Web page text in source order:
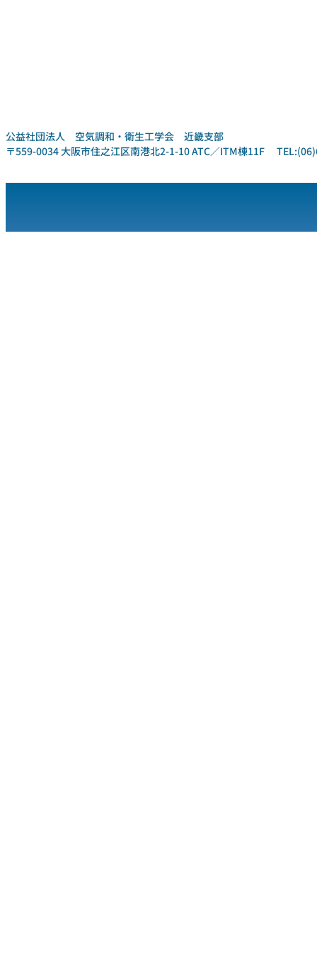
公益社団法人 空気調和・衛生工学会 近畿支部
〒559-0034 大阪市住之江区南港北2-1-10 ATC／ITM棟11F